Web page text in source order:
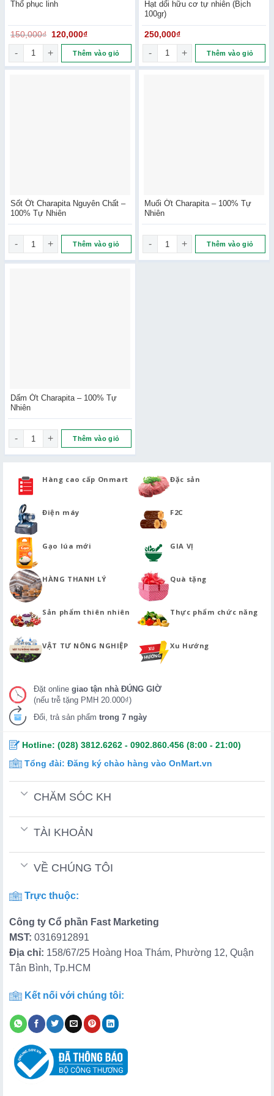
Thổ phục linh
150,000₫ 120,000₫
Thổ phục linh số lượng
Thêm vào giỏ
Hạt dổi hữu cơ tự nhiên (Bịch
100gr)
250,000₫
Hạt dổi hữu cơ tự nhiên (Bịch
Thêm vào giỏ
Sốt Ớt Charapita Nguyên Chất –
100% Tự Nhiên
Sốt Ớt Charapita Nguyên Chất – 100% Tự Nhiên số lượng
Thêm vào giỏ
Muối Ớt Charapita – 100% Tự
Nhiên
Muối Ớt Charapita – 100% Tự
Thêm vào giỏ
Dấm Ớt Charapita – 100% Tự
Nhiên
Dấm Ớt Charapita – 100% Tự Nhiên số lượng
Thêm vào giỏ
Hàng cao cấp Onmart Đặc sản
Điện máy F2C
Gạo lúa mới GIA VỊ
HÀNG THANH LÝ Quà tặng
Sản phẩm thiên nhiên Thực phẩm chức năng
VẬT TƯ NÔNG NGHIỆP Xu Hướng
Đặt online giao tận nhà ĐÚNG GIỜ
(nếu trễ tặng PMH 20.000₫)
Đổi, trả sản phẩm trong 7 ngày
Hotline: (028) 3812.6262 - 0902.860.456 (8:00 - 21:00)
Tổng đài: Đăng ký chào hàng vào OnMart.vn
CHĂM SÓC KH
TÀI KHOẢN
VỀ CHÚNG TÔI
Trực thuộc:
Công ty Cổ phần Fast Marketing
MST: 0316912891
Địa chỉ: 158/67/25 Hoàng Hoa Thám, Phường 12, Quận
Tân Bình, Tp.HCM
Kết nối với chúng tôi: